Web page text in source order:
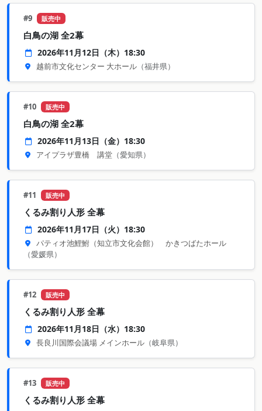
#9 販売中
白鳥の湖 全2幕
2026年11月12日（木）18:30
越前市文化センター 大ホール （福井県）
#10 販売中
白鳥の湖 全2幕
2026年11月13日（金）18:30
アイプラザ豊橋 講堂 （愛知県）
#11 販売中
くるみ割り人形 全幕
2026年11月17日（火）18:30
パティオ池鯉鮒（知立市文化会館） かきつばたホール
（愛媛県）
#12 販売中
くるみ割り人形 全幕
2026年11月18日（水）18:30
長良川国際会議場 メインホール （岐阜県）
#13 販売中
くるみ割り人形 全幕